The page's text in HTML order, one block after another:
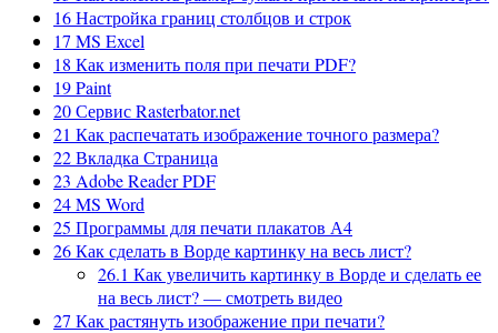
16Настройка границ столбцов и строк
17 MS Excel
18 Как изменить поля при печати PDF?
19Paint
20Сервис Rasterbator.net
21 Как распечатать изображение точного размера?
22Вкладка Страница
23 Adobe Reader PDF
24MS Word
25 Программы для печати плакатов А4
26Как сделать в Ворде картинку на весь лист?
26.1 Как увеличить картинку в Ворде и сделать ее
на весь лист? — смотреть видео
27 Как растянуть изображение при печати?